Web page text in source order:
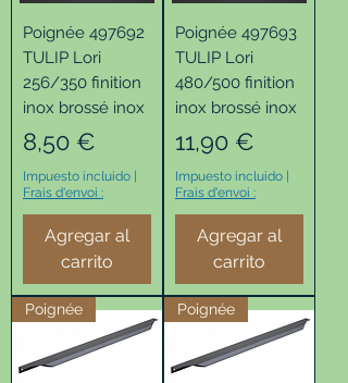
Poignée 497692
TULIP Lori
256/350 finition
inox brossé inox
Precio
8,50 €
Impuesto incluido
Frais d'envoi :
Agregar al
carrito
Poignée 497693
TULIP Lori
480/500 finition
inox brossé inox
Precio
11,90 €
Impuesto incluido
Frais d'envoi :
Agregar al
carrito
Poignée Poignée